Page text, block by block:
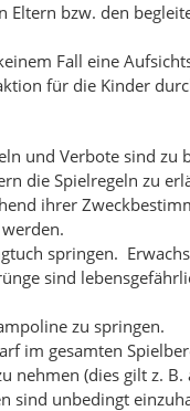
bzw. den
Fall eine
für die Kinder
und Verbote sind
die Spielregeln zu
ihrer
springen.
sind
zu springen.
im gesamten
nehmen (dies gilt z.
sind unbedingt